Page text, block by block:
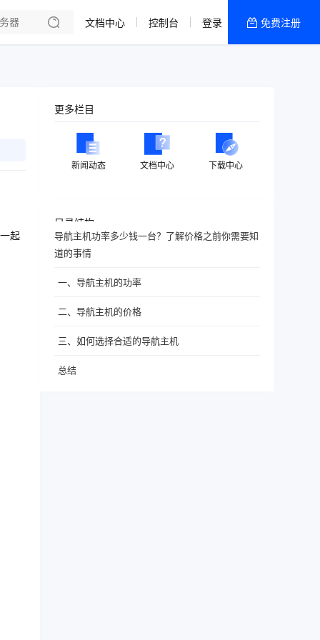
文档中心 控制台 登录 免费注册
起
更多栏目
新闻动态 文档中心 下载中心
目录结构
导航主机功率多少钱一台？了解价格之前你需要知
道的事情
一、导航主机的功率
二、导航主机的价格
三、如何选择合适的导航主机
总结